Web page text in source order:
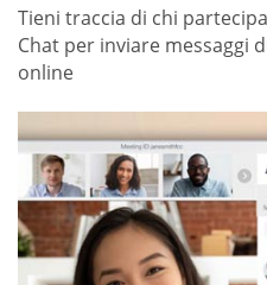
Tieni traccia di chi
Chat per inviare messaggi
online